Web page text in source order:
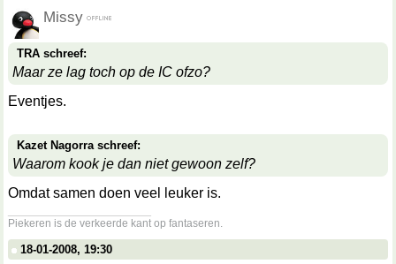
Missy
TRA schreef:
Maar ze lag toch op de IC ofzo?
Eventjes.
Kazet Nagorra schreef:
Waarom kook je dan niet gewoon zelf?
Omdat samen doen veel leuker is.
Piekeren is de verkeerde kant op fantaseren.
18-01-2008, 19:30